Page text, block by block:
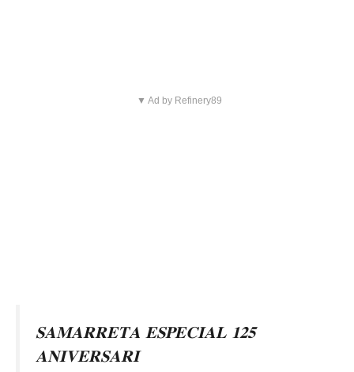
▼ Ad by Refinery89
𝐒𝐀𝐌𝐀𝐑𝐑𝐄𝐓𝐀 𝐄𝐒𝐏𝐄𝐂𝐈𝐀𝐋 𝟏𝟐𝟓
𝐀𝐍𝐈𝐕𝐄𝐑𝐒𝐀𝐑𝐈